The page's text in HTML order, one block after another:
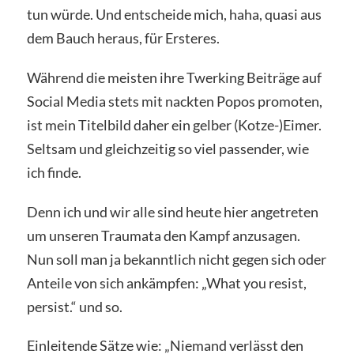
tun würde. Und entscheide mich, haha, quasi aus
dem Bauch heraus, für Ersteres.
Während die meisten ihre Twerking Beiträge auf
Social Media stets mit nackten Popos promoten,
ist mein Titelbild daher ein gelber (Kotze-)Eimer.
Seltsam und gleichzeitig so viel passender, wie
ich finde.
Denn ich und wir alle sind heute hier angetreten
um unseren Traumata den Kampf anzusagen.
Nun soll man ja bekanntlich nicht gegen sich oder
Anteile von sich ankämpfen: „What you resist,
persist.“ und so.
Einleitende Sätze wie: „Niemand verlässt den